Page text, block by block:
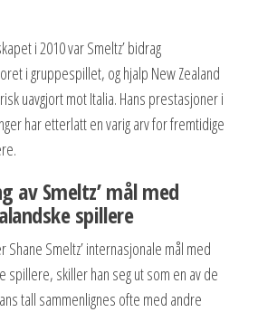
i 2010 var Smeltz’ bidrag
i gruppespillet, og hjalp New Zealand
uavgjort mot Italia. Hans prestasjoner i
har etterlatt en varig arv for fremtidige
av Smeltz’ mål med
spillere
Shane Smeltz’ internasjonale mål med
spillere, skiller han seg ut som en av de
tall sammenlignes ofte med andre